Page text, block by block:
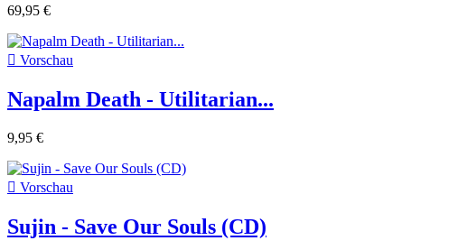
69,95 €
 Vorschau
Napalm Death - Utilitarian...
9,95 €
 Vorschau
Sujin - Save Our Souls (CD)